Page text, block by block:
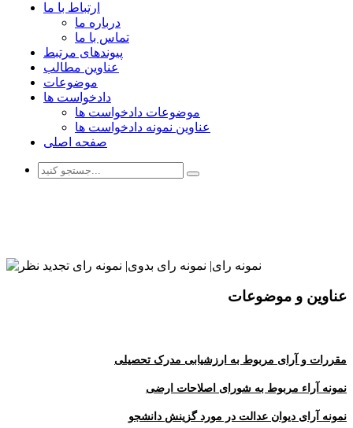
ارتباط با ما
درباره ما
تماس با ما
پیوندهای مرتبط
عناوین مطالب
موضوعات
دادخواست ها
موضوعات دادخواست ها
عناوین نمونه دادخواست ها
صفحه اصلی
عناوین و موضوعات
مقررات و آرای مربوط به ارزشیابی مدرک تحصیلی
نمونه آراء مربوط به شورای اصلاحات ارضی
نمونه آرای دیوان عدالت در مورد گزینش دانشجو